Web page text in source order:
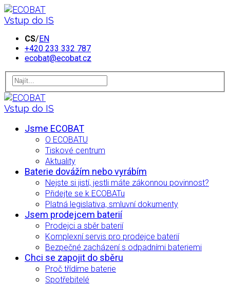
Vstup do IS
CS/EN
+420 233 332 787
ecobat@ecobat.cz
Vstup do IS
Jsme ECOBAT
O ECOBATU
Tiskové centrum
Aktuality
Baterie dovážím nebo vyrábím
Nejste si jistí, jestli máte zákonnou povinnost?
Přidejte se k ECOBATu
Platná legislativa, smluvní dokumenty
Jsem prodejcem baterií
Prodejci a sběr baterií
Komplexní servis pro prodejce baterií
Bezpečné zacházení s odpadními bateriemi
Chci se zapojit do sběru
Proč třídíme baterie
Spotřebitelé